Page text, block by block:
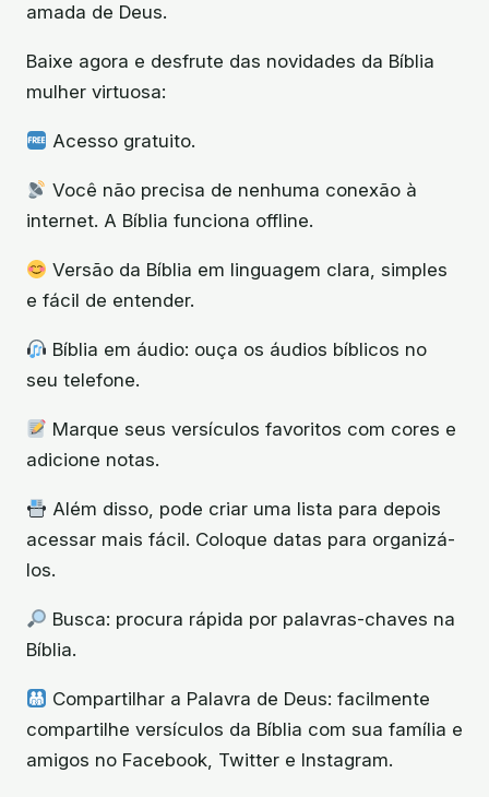
amada de Deus.
Baixe agora e desfrute das novidades da Bíblia
mulher virtuosa:
Acesso gratuito.
Você não precisa de nenhuma conexão à
internet. A Bíblia funciona offline.
Versão da Bíblia em linguagem clara, simples
e fácil de entender.
Bíblia em áudio: ouça os áudios bíblicos no
seu telefone.
Marque seus versículos favoritos com cores e
adicione notas.
Além disso, pode criar uma lista para depois
acessar mais fácil. Coloque datas para organizá-
los.
Busca: procura rápida por palavras-chaves na
Bíblia.
Compartilhar a Palavra de Deus: facilmente
compartilhe versículos da Bíblia com sua família e
amigos no Facebook, Twitter e Instagram.